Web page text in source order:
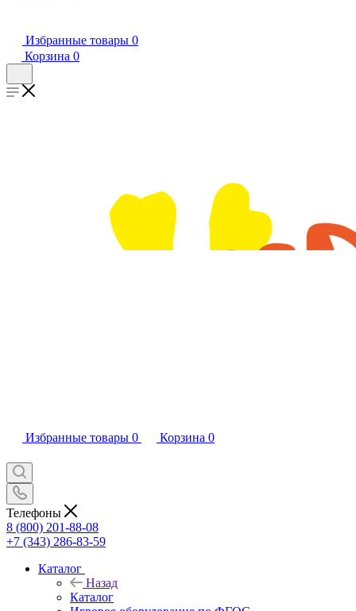
Избранные товары 0
Корзина 0
Избранные товары 0 Корзина 0
Телефоны
8 (800) 201-88-08
+7 (343) 286-83-59
Каталог
Назад
Каталог